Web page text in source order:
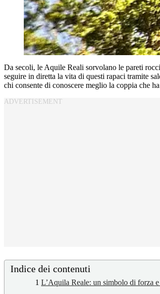
Da secoli, le Aquile Reali sorvolano le pareti
seguire in diretta la vita di questi rapaci tramite
chi consente di conoscere meglio la coppia che
Indice dei contenuti
1 L’Aquila Reale: un simbolo di forza